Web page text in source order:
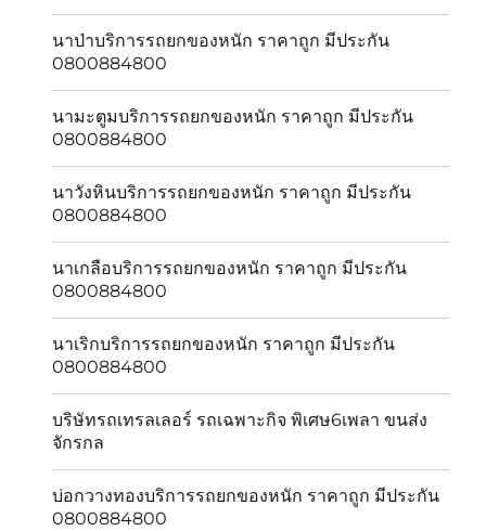
นาป่าบริการรถยกของหนัก ราคาถูก มีประกัน
0800884800
นามะตูมบริการรถยกของหนัก ราคาถูก มีประกัน
0800884800
นาวังหินบริการรถยกของหนัก ราคาถูก มีประกัน
0800884800
นาเกลือบริการรถยกของหนัก ราคาถูก มีประกัน
0800884800
นาเริกบริการรถยกของหนัก ราคาถูก มีประกัน
0800884800
บริษัทรถเทรลเลอร์ รถเฉพาะกิจ พิเศษ6เพลา ขนส่ง
จักรกล
บ่อกวางทองบริการรถยกของหนัก ราคาถูก มีประกัน
0800884800